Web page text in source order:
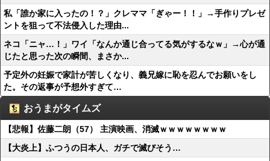
私「誰か家に入ったの！？」クレママ「ぎゃー！！」→手作りプレゼ
ントを狙って不法侵入した理由...
ネコ「ニャ…！」ワイ「なんか通じ合ってる気がするなｗ」→心が通
じたと思った次の瞬間、まさか...
予定外の妊娠で家計が苦しくなり、義兄嫁に恥を忍んでお願いをし
た。その返事が予想外すぎて…
おうまがタイムズ
【悲報】佐藤二朗（57） 主演映画、消滅ｗｗｗｗｗｗｗｗ
【大炎上】ふつうの日本人、ガチで滅びそう…